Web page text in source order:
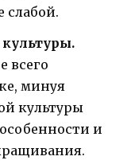
слабой.
всего
минуя
культуры
и